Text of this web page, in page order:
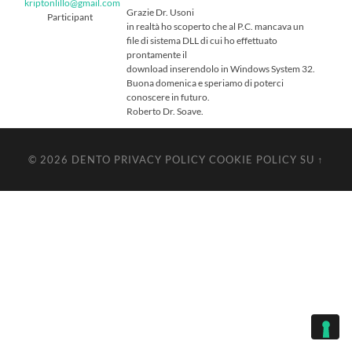
kriptonlillo@gmail.com
Participant
Grazie Dr. Usoni
in realtà ho scoperto che al P.C. mancava un
file di sistema DLL di cui ho effettuato
prontamente il
download inserendolo in Windows System 32.
Buona domenica e speriamo di poterci
conoscere in futuro.
Roberto Dr. Soave.
© 2026 DENTO PRIVACY POLICY COOKIE POLICY SU ↑